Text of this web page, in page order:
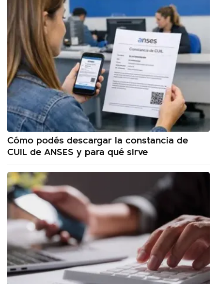
Cómo podés descargar la constancia de
CUIL de ANSES y para qué sirve